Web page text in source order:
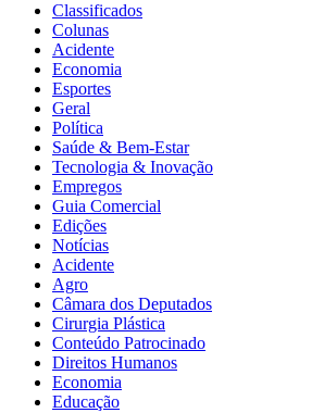
Classificados
Colunas
Acidente
Economia
Esportes
Geral
Política
Saúde & Bem-Estar
Tecnologia & Inovação
Empregos
Guia Comercial
Edições
Notícias
Acidente
Agro
Câmara dos Deputados
Cirurgia Plástica
Conteúdo Patrocinado
Direitos Humanos
Economia
Educação